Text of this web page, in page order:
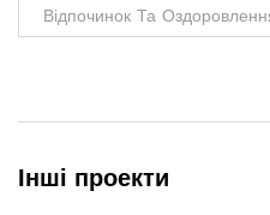
Відпочинок Та
Інші проекти